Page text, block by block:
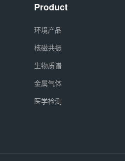
Product
环境产品
核磁共振
生物质谱
金属气体
医学检测